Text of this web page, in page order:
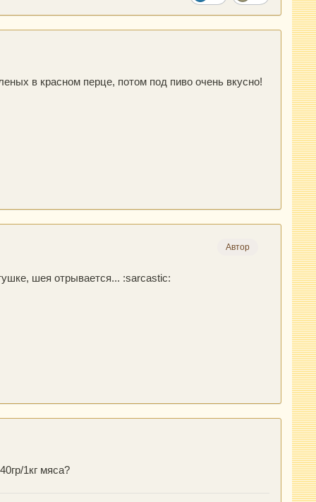
в красном перце, потом под пиво очень вкусно!
Автор
шея отрывается... :sarcastic:
1кг мяса?